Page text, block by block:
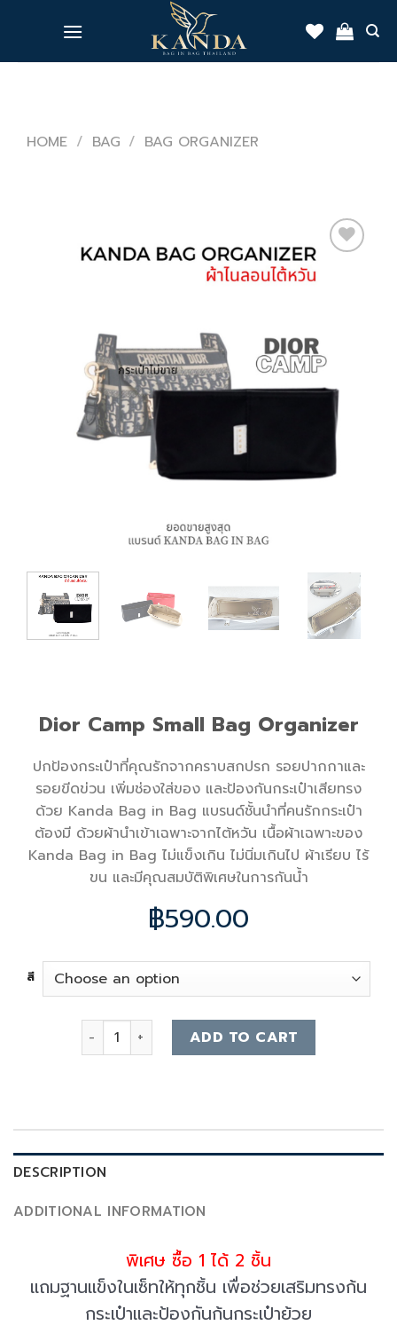
HOME / BAG / BAG ORGANIZER
Dior Camp Small Bag Organizer
ปกป้องกระเป๋าที่คุณรักจากคราบสกปรก รอยปากกาและ
รอยขีดข่วน เพิ่มช่องใส่ของ และป้องกันกระเป๋าเสียทรง
ด้วย Kanda Bag in Bag แบรนด์ชั้นนำที่คนรักกระเป๋า
ต้องมี ด้วยผ้านำเข้าเฉพาะจากไต้หวัน เนื้อผ้าเฉพาะของ
Kanda Bag in Bag ไม่แข็งเกิน ไม่นิ่มเกินไป ผ้าเรียบ ไร้
ขน และมีคุณสมบัติพิเศษในการกันน้ำ
฿590.00
สี
Dior Camp Small Bag Organizer quantity
ADD TO CART
DESCRIPTION
ADDITIONAL INFORMATION
พิเศษ ซื้อ 1 ได้ 2 ชิ้น
แถมฐานแข็งในเซ็ทให้ทุกชิ้น เพื่อช่วยเสริมทรงก้น
กระเป๋าและป้องกันก้นกระเป๋าย้วย